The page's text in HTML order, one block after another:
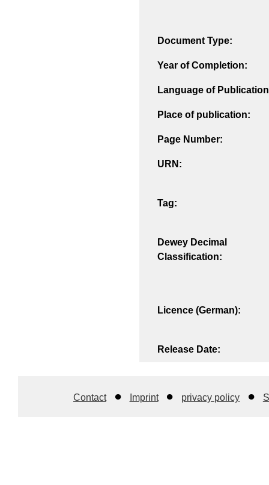
Document Type:
Year of Completion:
Language of
Place of publication:
Page Number:
URN:
Tag:
Dewey Decimal
Classification:
Licence (German):
Release Date:
Contact Imprint privacy policy